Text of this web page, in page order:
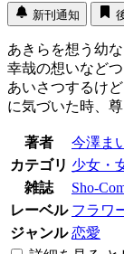
新刊通知
あきらを想う幼
幸哉の想いなど
あいさつするけ
に気づいた時、
著者
今澤ま
カテゴリ 少女・
雑誌
Sho-
レーベル フラワ
ジャンル 恋愛